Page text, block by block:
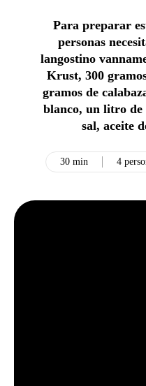
Para preparar
personas
langostino
Krust, 300
gramos de
blanco, un litro de
sal, aceite
30 min 4